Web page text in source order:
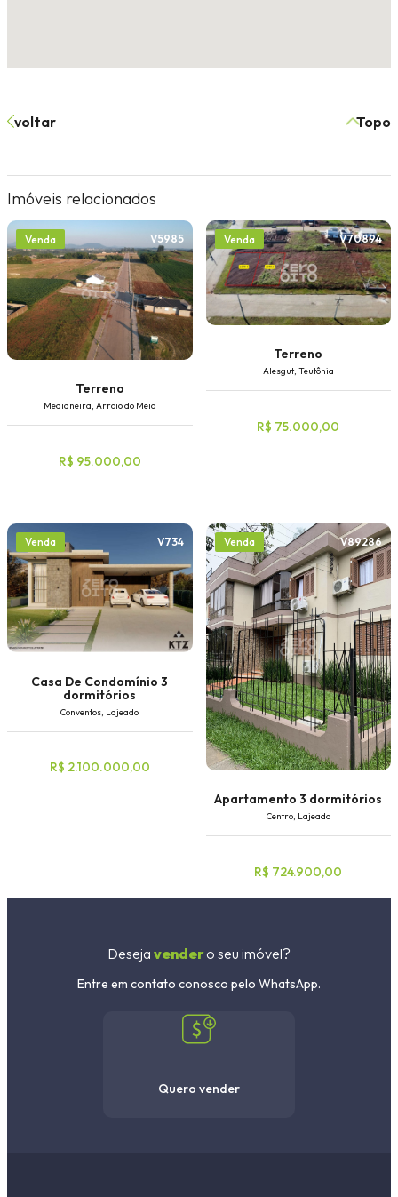
voltar Topo
Imóveis relacionados
Venda V5985
Terreno
Medianeira, Arroio do Meio
R$ 95.000,00
Venda V70894
Terreno
Alesgut, Teutônia
R$ 75.000,00
Venda V734
Casa De Condomínio 3
dormitórios
Conventos, Lajeado
R$ 2.100.000,00
Venda V89286
Apartamento 3 dormitórios
Centro, Lajeado
R$ 724.900,00
Deseja vendero seu imóvel?
Entre em contato conosco pelo WhatsApp.
Quero vender